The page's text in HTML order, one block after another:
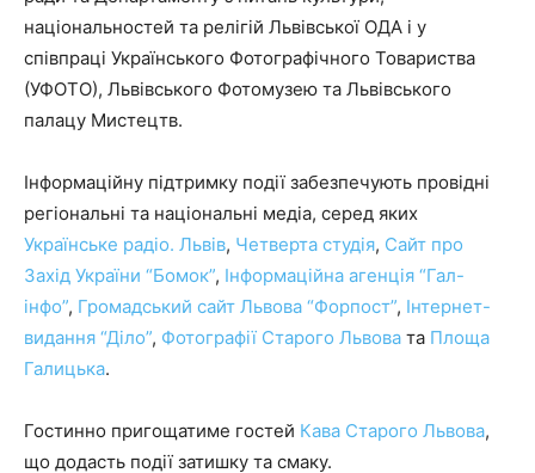
національностей та релігій Львівської ОДА і у
співпраці Українського Фотографічного Товариства
(УФОТО), Львівського Фотомузею та Львівського
палацу Мистецтв.
Інформаційну підтримку події забезпечують провідні
регіональні та національні медіа, серед яких
Українське радіо. Львів, Четверта студія, Сайт про
Захід України “Бомок”, Інформаційна агенція “Гал-
інфо”, Громадський сайт Львова “Форпост”, Інтернет-
видання “Діло”, Фотографії Старого Львова та Площа
Галицька.
Гостинно пригощатиме гостей Кава Старого Львова,
що додасть події затишку та смаку.